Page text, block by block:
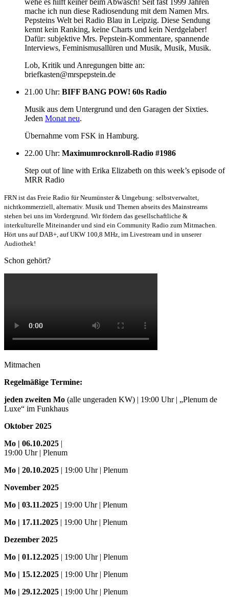
wehe es hilft keiner beim Abwasch! Seit fast 1999 Jahren
mache ich nun diese Radiosendung mit dem Namen Mrs.
Pepsteins Welt bei Radio Blau in Leipzig. Diese Sendung
kennt kein Ranking, keine Charts und kein Nerdgelaber!
Dafür: subjektive Mrs. Pepstein-Kommentare, spannende
Interviews, Feminismusallüren und Musik, Musik, Musik.
Lob, Kritik und Anregungen bitte an:
briefkasten@mrspepstein.de
21.00 Uhr: BIFF BANG POW! 60s Radio
Musik aus dem Untergrund und den Garagen der Sixties.
Jeden Monat neu.
Übernahme vom FSK in Hamburg.
22.00 Uhr: Maximumrocknroll-Radio #1986
Step out of line with Erika Elizabeth on this week’s episode of
MRR Radio
FRN ist das Freie Radio für Neumünster & Umgebung: selbstverwaltet,
nichtkommerziell, alternativ. Musik und Themen abseits des Mainstreams
stehen bei uns im Vordergrund. Wir fördern das gesellschaftliche &
interkulturelle Miteinander und sind ein Community Radio zum Mitmachen.
Hört uns auf DAB+, auf UKW 100,8 MHz, im Livestream und in unserer
Audiothek!
Schon gehört?
Mitmachen
Regelmäßige Termine:
jeden zweiten Mo (alle ungeraden KW) | 19:00 Uhr | „Plenum de
Luxe“ im Funkhaus
Oktober 2025
Mo | 06.10.2025 |
19:00 Uhr | Plenum
Mo | 20.10.2025 | 19:00 Uhr | Plenum
November 2025
Mo | 03.11.2025 | 19:00 Uhr | Plenum
Mo | 17.11.2025 | 19:00 Uhr | Plenum
Dezember 2025
Mo | 01.12.2025 | 19:00 Uhr | Plenum
Mo | 15.12.2025 | 19:00 Uhr | Plenum
Mo | 29.12.2025 | 19:00 Uhr | Plenum